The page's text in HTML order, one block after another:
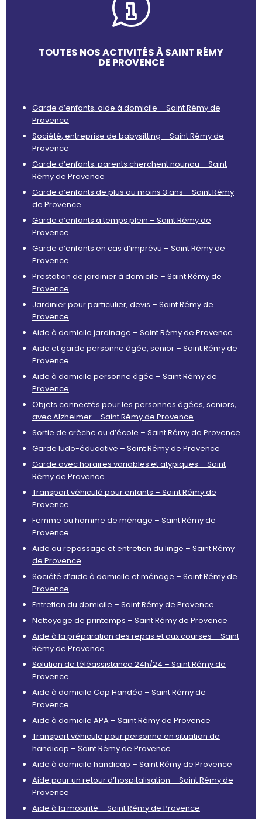
TOUTES NOS ACTIVITÉS À SAINT RÉMY
DE PROVENCE
Garde d’enfants, aide à domicile – Saint Rémy de
Provence
Société, entreprise de babysitting – Saint Rémy de
Provence
Garde d’enfants, parents cherchent nounou – Saint
Rémy de Provence
Garde d’enfants de plus ou moins 3 ans – Saint Rémy
de Provence
Garde d’enfants à temps plein – Saint Rémy de
Provence
Garde d’enfants en cas d’imprévu – Saint Rémy de
Provence
Prestation de jardinier à domicile – Saint Rémy de
Provence
Jardinier pour particulier, devis – Saint Rémy de
Provence
Aide à domicile jardinage – Saint Rémy de Provence
Aide et garde personne âgée, senior – Saint Rémy de
Provence
Aide à domicile personne âgée – Saint Rémy de
Provence
Objets connectés pour les personnes âgées, seniors,
avec Alzheimer – Saint Rémy de Provence
Sortie de crèche ou d’école – Saint Rémy de Provence
Garde ludo-éducative – Saint Rémy de Provence
Garde avec horaires variables et atypiques – Saint
Rémy de Provence
Transport véhiculé pour enfants – Saint Rémy de
Provence
Femme ou homme de ménage – Saint Rémy de
Provence
Aide au repassage et entretien du linge – Saint Rémy
de Provence
Société d’aide à domicile et ménage – Saint Rémy de
Provence
Entretien du domicile – Saint Rémy de Provence
Nettoyage de printemps – Saint Rémy de Provence
Aide à la préparation des repas et aux courses – Saint
Rémy de Provence
Solution de téléassistance 24h/24 – Saint Rémy de
Provence
Aide à domicile Cap Handéo – Saint Rémy de
Provence
Aide à domicile APA – Saint Rémy de Provence
Transport véhicule pour personne en situation de
handicap – Saint Rémy de Provence
Aide à domicile handicap – Saint Rémy de Provence
Aide pour un retour d’hospitalisation – Saint Rémy de
Provence
Aide à la mobilité – Saint Rémy de Provence